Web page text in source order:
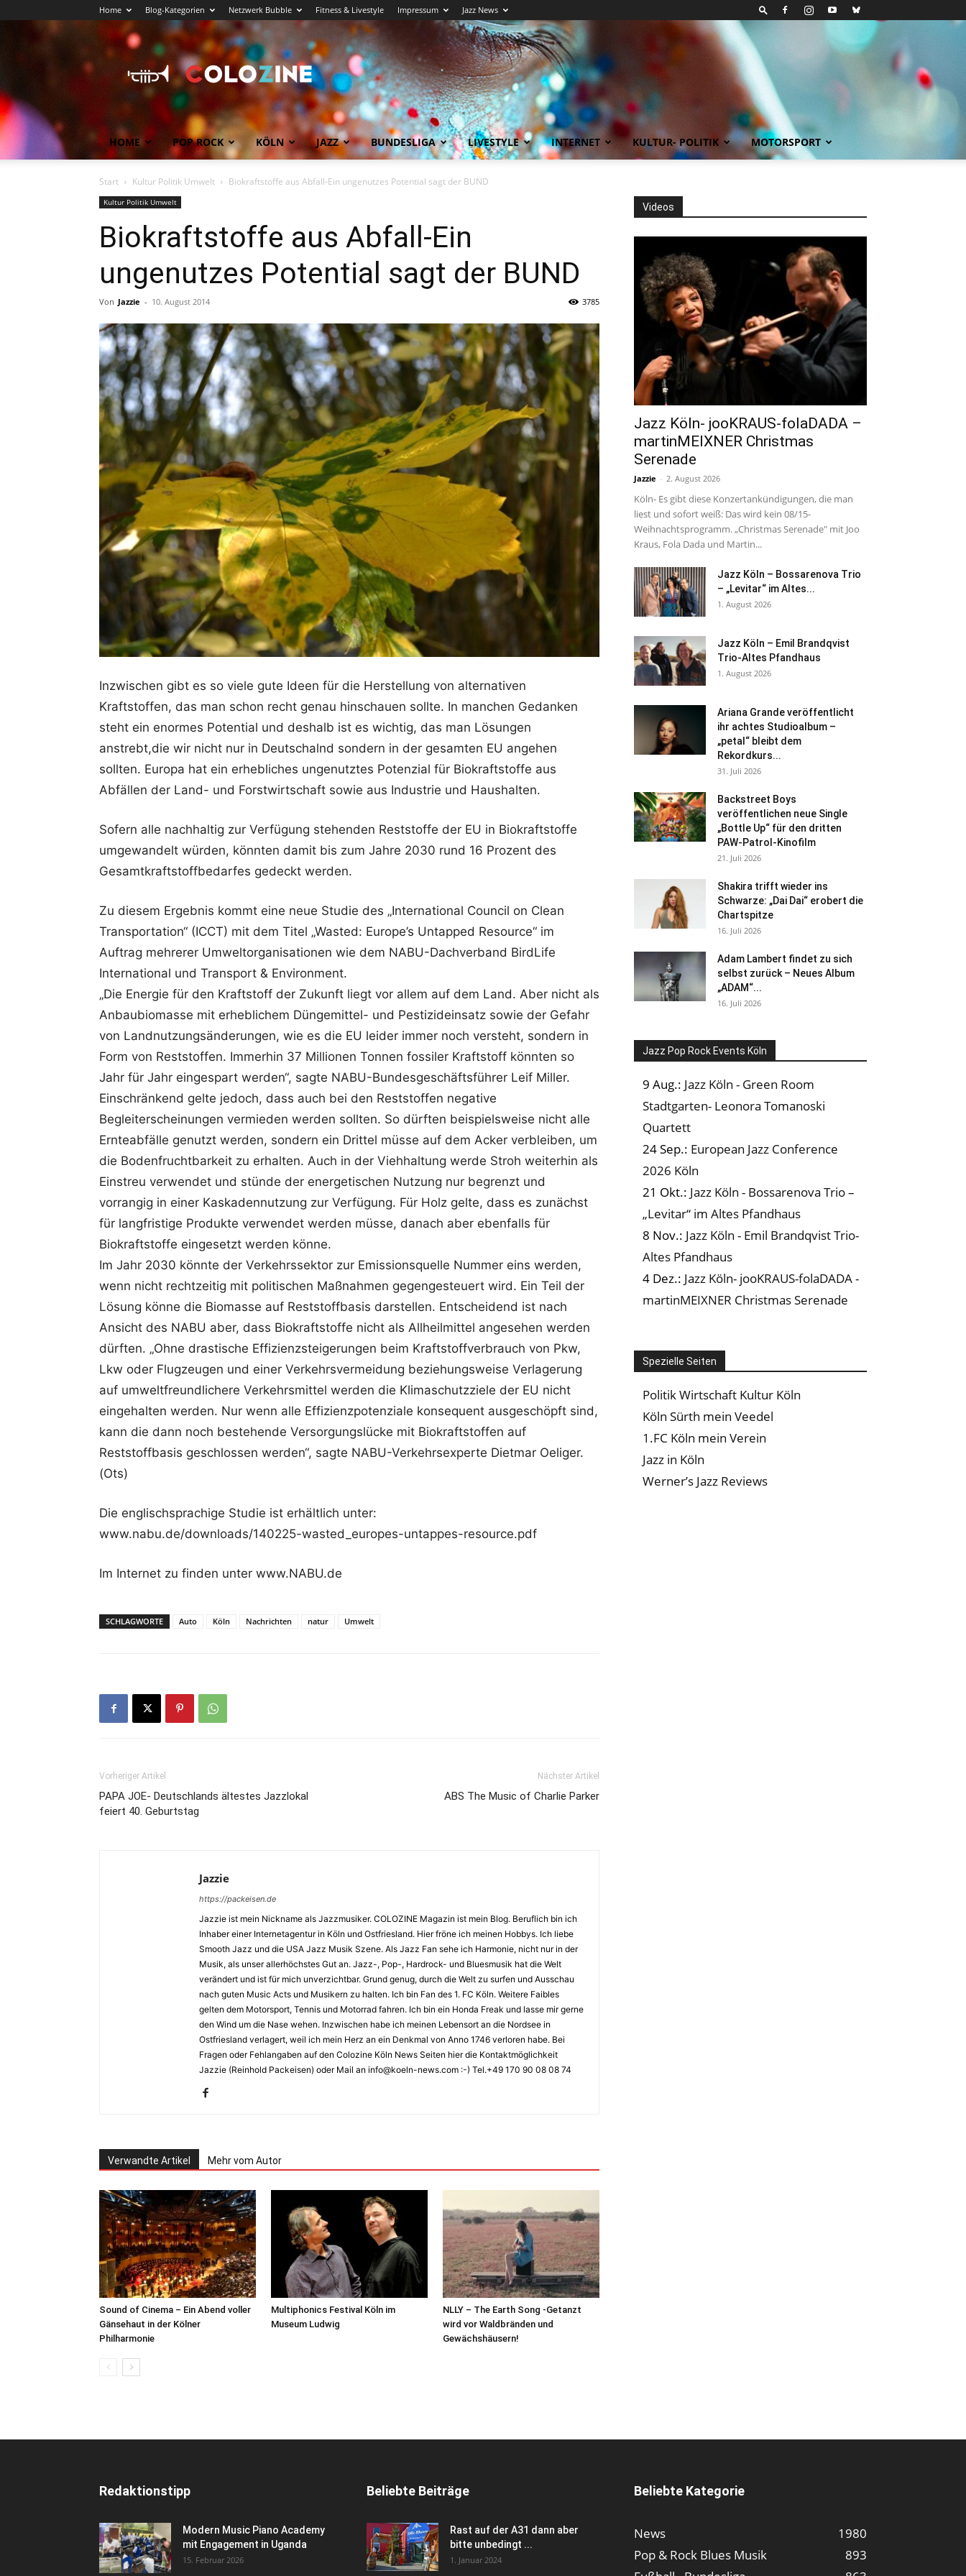
Home Blog-Kategorien Netzwerk Bubble Fitness & Livestyle Impressum Jazz News
Köln
News
COLOZINE
Magazin
HOME POP ROCK KÖLN JAZZ BUNDESLIGA LIVESTYLE INTERNET KULTUR- POLITIK MOTORSPORT
Start Kultur Politik Umwelt Biokraftstoffe aus Abfall-Ein ungenutzes Potential sagt der BUND
Kultur Politik Umwelt
Biokraftstoffe aus Abfall-Ein
ungenutzes Potential sagt der BUND
Von Jazzie - 10. August 2014 3785
Inzwischen gibt es so viele gute Ideen für die Herstellung von alternativen
Kraftstoffen, das man schon recht genau hinschauen sollte. In manchen Gedanken
steht ein enormes Potential und deshalb ist es wichtig, das man Lösungen
anstrebt,die wir nicht nur in Deutschalnd sondern in der gesamten EU angehen
sollten. Europa hat ein erhebliches ungenutztes Potenzial für Biokraftstoffe aus
Abfällen der Land- und Forstwirtschaft sowie aus Industrie und Haushalten.
Sofern alle nachhaltig zur Verfügung stehenden Reststoffe der EU in Biokraftstoffe
umgewandelt würden, könnten damit bis zum Jahre 2030 rund 16 Prozent des
Gesamtkraftstoffbedarfes gedeckt werden.
Zu diesem Ergebnis kommt eine neue Studie des „International Council on Clean
Transportation“ (ICCT) mit dem Titel „Wasted: Europe’s Untapped Resource“ im
Auftrag mehrerer Umweltorganisationen wie dem NABU-Dachverband BirdLife
International und Transport & Environment.
„Die Energie für den Kraftstoff der Zukunft liegt vor allem auf dem Land. Aber nicht als
Anbaubiomasse mit erheblichem Düngemittel- und Pestizideinsatz sowie der Gefahr
von Landnutzungsänderungen, wie es die EU leider immer noch versteht, sondern in
Form von Reststoffen. Immerhin 37 Millionen Tonnen fossiler Kraftstoff könnten so
Jahr für Jahr eingespart werden“, sagte NABU-Bundesgeschäftsführer Leif Miller.
Einschränkend gelte jedoch, dass auch bei den Reststoffen negative
Begleiterscheinungen vermieden werden sollten. So dürften beispielsweise nicht alle
Ernteabfälle genutzt werden, sondern ein Drittel müsse auf dem Acker verbleiben, um
die Bodenfruchtbarkeit zu erhalten. Auch in der Viehhaltung werde Stroh weiterhin als
Einstreu verwendet und stünde der energetischen Nutzung nur begrenzt und
vorrangig in einer Kaskadennutzung zur Verfügung. Für Holz gelte, dass es zunächst
für langfristige Produkte verwendet werden müsse, danach aber ebenfalls für
Biokraftstoffe eingesetzt werden könne.
Im Jahr 2030 könnte der Verkehrssektor zur Emissionsquelle Nummer eins werden,
wenn nicht rechtzeitig mit politischen Maßnahmen gegengesteuert wird. Ein Teil der
Lösung könne die Biomasse auf Reststoffbasis darstellen. Entscheidend ist nach
Ansicht des NABU aber, dass Biokraftstoffe nicht als Allheilmittel angesehen werden
dürften. „Ohne drastische Effizienzsteigerungen beim Kraftstoffverbrauch von Pkw,
Lkw oder Flugzeugen und einer Verkehrsvermeidung beziehungsweise Verlagerung
auf umweltfreundlichere Verkehrsmittel werden die Klimaschutzziele der EU nicht
eingehalten werden. Nur wenn alle Effizienzpotenziale konsequent ausgeschöpft sind,
kann die dann noch bestehende Versorgungslücke mit Biokraftstoffen auf
Reststoffbasis geschlossen werden“, sagte NABU-Verkehrsexperte Dietmar Oeliger.
(Ots)
Die englischsprachige Studie ist erhältlich unter:
www.nabu.de/downloads/140225-wasted_europes-untappes-resource.pdf
Im Internet zu finden unter www.NABU.de
SCHLAGWORTE Auto Köln Nachrichten natur Umwelt
Vorheriger Artikel
PAPA JOE- Deutschlands ältestes Jazzlokal
feiert 40. Geburtstag
Nächster Artikel
ABS The Music of Charlie Parker
Jazzie
https://packeisen.de
Jazzie ist mein Nickname als Jazzmusiker. COLOZINE Magazin ist mein Blog. Beruflich bin ich
Inhaber einer Internetagentur in Köln und Ostfriesland. Hier fröne ich meinen Hobbys. Ich liebe
Smooth Jazz und die USA Jazz Musik Szene. Als Jazz Fan sehe ich Harmonie, nicht nur in der
Musik, als unser allerhöchstes Gut an. Jazz-, Pop-, Hardrock- und Bluesmusik hat die Welt
verändert und ist für mich unverzichtbar. Grund genug, durch die Welt zu surfen und Ausschau
nach guten Music Acts und Musikern zu halten. Ich bin Fan des 1. FC Köln. Weitere Faibles
gelten dem Motorsport, Tennis und Motorrad fahren. Ich bin ein Honda Freak und lasse mir gerne
den Wind um die Nase wehen. Inzwischen habe ich meinen Lebensort an die Nordsee in
Ostfriesland verlagert, weil ich mein Herz an ein Denkmal von Anno 1746 verloren habe. Bei
Fragen oder Fehlangaben auf den Colozine Köln News Seiten hier die Kontaktmöglichkeit
Jazzie (Reinhold Packeisen) oder Mail an info@koeln-news.com :-) Tel.+49 170 90 08 08 74
Verwandte Artikel Mehr vom Autor
Sound of Cinema – Ein Abend voller
Gänsehaut in der Kölner
Philharmonie
Multiphonics Festival Köln im
Museum Ludwig
NLLY – The Earth Song -Getanzt
wird vor Waldbränden und
Gewächshäusern!
Videos
Jazz Köln- jooKRAUS-folaDADA –
martinMEIXNER Christmas
Serenade
Jazzie - 2. August 2026
Köln- Es gibt diese Konzertankündigungen, die man
liest und sofort weiß: Das wird kein 08/15-
Weihnachtsprogramm. „Christmas Serenade" mit Joo
Kraus, Fola Dada und Martin...
Jazz Köln – Bossarenova Trio
– „Levitar“ im Altes...
1. August 2026
Jazz Köln – Emil Brandqvist
Trio-Altes Pfandhaus
1. August 2026
Ariana Grande veröffentlicht
ihr achtes Studioalbum –
„petal“ bleibt dem
Rekordkurs...
31. Juli 2026
Backstreet Boys
veröffentlichen neue Single
„Bottle Up“ für den dritten
PAW-Patrol-Kinofilm
21. Juli 2026
Shakira trifft wieder ins
Schwarze: „Dai Dai“ erobert die
Chartspitze
16. Juli 2026
Adam Lambert findet zu sich
selbst zurück – Neues Album
„ADAM“...
16. Juli 2026
Jazz Pop Rock Events Köln
9 Aug.: Jazz Köln - Green Room
Stadtgarten- Leonora Tomanoski
Quartett
24 Sep.: European Jazz Conference
2026 Köln
21 Okt.: Jazz Köln - Bossarenova Trio –
„Levitar“ im Altes Pfandhaus
8 Nov.: Jazz Köln - Emil Brandqvist Trio-
Altes Pfandhaus
4 Dez.: Jazz Köln- jooKRAUS-folaDADA -
martinMEIXNER Christmas Serenade
Spezielle Seiten
Politik Wirtschaft Kultur Köln
Köln Sürth mein Veedel
1.FC Köln mein Verein
Jazz in Köln
Werner’s Jazz Reviews
Redaktionstipp
Modern Music Piano Academy
mit Engagement in Uganda
15. Februar 2026
Beliebte Beiträge
Rast auf der A31 dann aber
bitte unbedingt ...
1. Januar 2024
Beliebte Kategorie
News
1980
Pop & Rock Blues Musik
893